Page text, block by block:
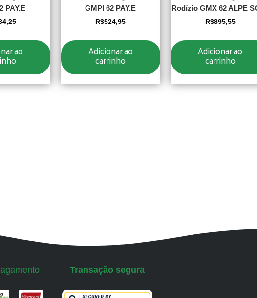
PAY.E
ao
GMPI 62 PAY.E
R$524,95
Adicionar ao
carrinho
Rodízio GMX 62 ALPE
R$895,55
Adicionar ao
carrinho
Transação segura